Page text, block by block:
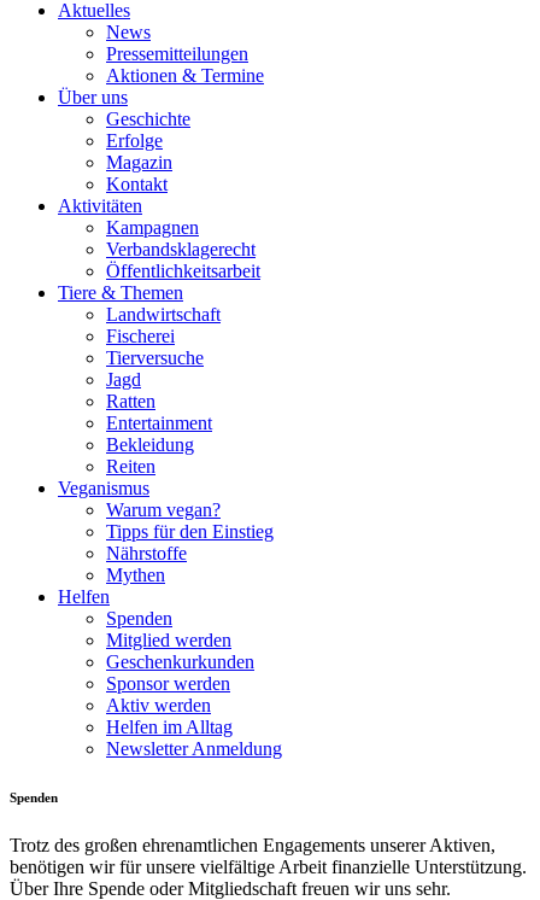
Aktuelles
News
Pressemitteilungen
Aktionen & Termine
Über uns
Geschichte
Erfolge
Magazin
Kontakt
Aktivitäten
Kampagnen
Verbandsklagerecht
Öffentlichkeitsarbeit
Tiere & Themen
Landwirtschaft
Fischerei
Tierversuche
Jagd
Ratten
Entertainment
Bekleidung
Reiten
Veganismus
Warum vegan?
Tipps für den Einstieg
Nährstoffe
Mythen
Helfen
Spenden
Mitglied werden
Geschenkurkunden
Sponsor werden
Aktiv werden
Helfen im Alltag
Newsletter Anmeldung
Spenden
Trotz des großen ehrenamtlichen Engagements unserer Aktiven,
benötigen wir für unsere vielfältige Arbeit finanzielle Unterstützung.
Über Ihre Spende oder Mitgliedschaft freuen wir uns sehr.